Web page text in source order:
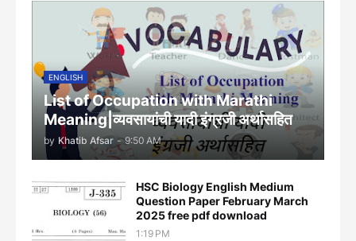
ENGLISH
List of Occupation with Marathi
Meaning|व्यवसायांची यादी इंग्रजी अर्थासह‍ित
by Khatib Afsar - 9:50 AM
HSC Biology English Medium
Question Paper February March
2025 free pdf download
1:19 PM